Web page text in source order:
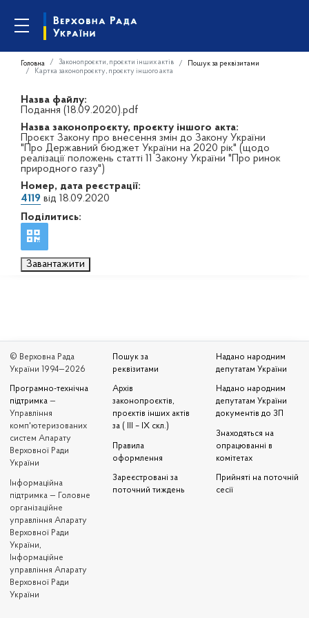
Головна Законопроєкти, проєкти інших актів
Пошук за реквізитами
Картка законопроєкту, проєкту іншого акта
Назва файлу:
Подання (18.09.2020).pdf
Назва законопроєкту, проєкту іншого акта:
Проєкт Закону про внесення змін до Закону України
"Про Державний бюджет України на 2020 рік" (щодо
реалізації положень статті 11 Закону України "Про ринок
природного газу")
Номер, дата реєстрації:
4119 від 18.09.2020
Поділитись:
Завантажити
© Верховна Рада
України 1994—2026
Програмно-технічна
підтримка —
Управління
комп'ютеризованих
систем Апарату
Верховної Ради
України
Iнформаційна
підтримка — Головне
організаційне
управління Апарату
Верховної Ради
України,
Інформаційне
управління Апарату
Верховної Ради
України
Пошук за
реквізитами
Архів
законопроєктів,
проєктів інших актів
за ( III – IX скл.)
Правила
оформлення
Зареєстровані за
поточний тиждень
Надано народним
депутатам України
Надано народним
депутатам України
документів до ЗП
Знаходяться на
опрацюванні в
комітетах
Прийняті на поточній
сесії